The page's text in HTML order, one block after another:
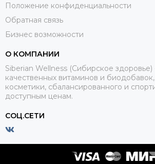
Положение конфиденциальности
Обратная связь
Бизнес возможности
О КОМПАНИИ
Siberian Wellness (Сибирское здоровье)
качественных витаминов и
косметики, сбалансированного и
доступным ценам.
СОЦ.СЕТИ